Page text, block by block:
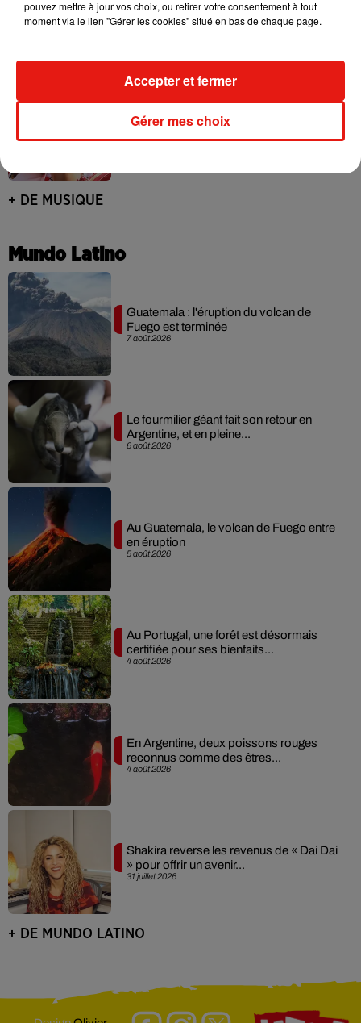
Bad Bunny à Porto Rico pour un concert
? Les rumeurs s'intensifient
30 juillet 2026
Becky G frappe fort avec « Patrona » et
+ DE MUSIQUE
Mundo Latino
7 août 2026
Guatemala : l'éruption du volcan de
Fuego est terminée
6 août 2026
Le fourmilier géant fait son retour en
Argentine, et en pleine...
5 août 2026
Au Guatemala, le volcan de Fuego entre
en éruption
4 août 2026
Au Portugal, une forêt est désormais
certifiée pour ses bienfaits...
4 août 2026
En Argentine, deux poissons rouges
reconnus comme des êtres...
31 juillet 2026
Shakira reverse les revenus de « Dai Dai
» pour offrir un avenir...
+ DE MUNDO LATINO
pouvez mettre à jour vos choix, ou retirer votre consentement à tout
moment via le lien "Gérer les cookies" situé en bas de chaque page.
Gérer mes choix
Accepter et fermer